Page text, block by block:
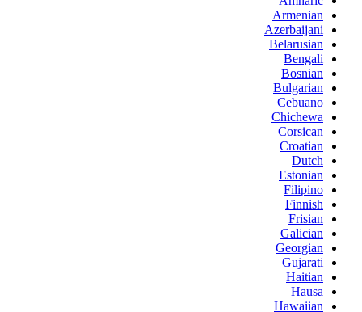
Armenian
Azerbaijani
Belarusian
Bengali
Bosnian
Bulgarian
Cebuano
Chichewa
Corsican
Croatian
Dutch
Estonian
Filipino
Finnish
Frisian
Galician
Georgian
Gujarati
Haitian
Hausa
Hawaiian